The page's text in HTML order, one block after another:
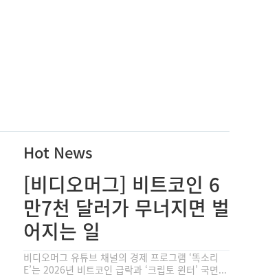
Hot News
[비디오머그] 비트코인 6
만7천 달러가 무너지면 벌
어지는 일
비디오머그 유튜브 채널의 경제 프로그램 ‘똑소리
E’는 2026년 비트코인 급락과 ‘크립토 윈터’ 국면...